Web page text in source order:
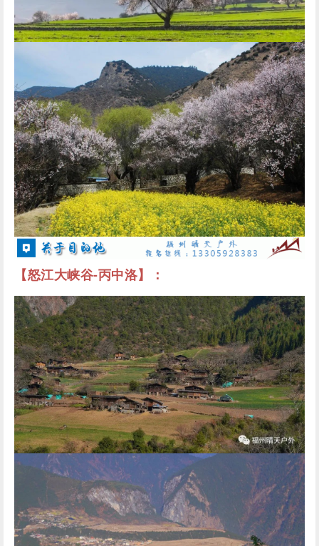
【怒江大峡谷-丙中洛】：